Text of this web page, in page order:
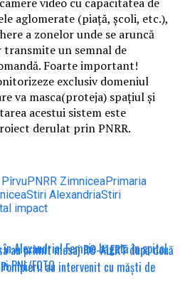
aglomerate (piață, școli, etc.),
a zonelor unde se aruncă
transmite un semnal de
Foarte important!
exclusiv domeniul
va masca(proteja) spațiul și
acestui sistem este
derulat prin PNRR.
PNRR ZimniceaPrimaria
Stiri AlexandriaStiri
impact
Alexandria! Femeie băgată în spital
PNL/FOTO
au primit mesaj RO-ALERT după două
au intervenit cu măști de